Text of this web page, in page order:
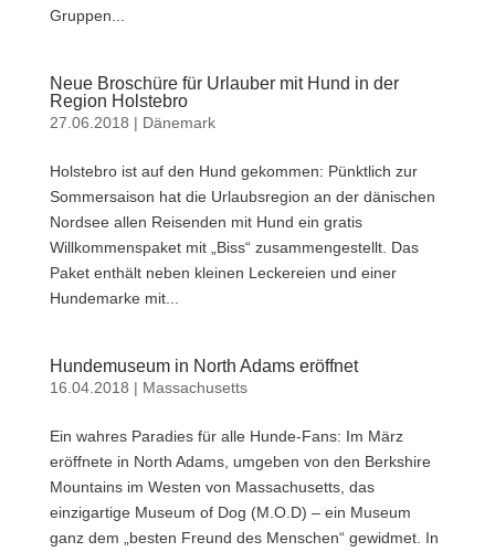
Gruppen...
Neue Broschüre für Urlauber mit Hund in der
Region Holstebro
27.06.2018 | Dänemark
Holstebro ist auf den Hund gekommen: Pünktlich zur
Sommersaison hat die Urlaubsregion an der dänischen
Nordsee allen Reisenden mit Hund ein gratis
Willkommenspaket mit „Biss“ zusammengestellt. Das
Paket enthält neben kleinen Leckereien und einer
Hundemarke mit...
Hundemuseum in North Adams eröffnet
16.04.2018 | Massachusetts
Ein wahres Paradies für alle Hunde-Fans: Im März
eröffnete in North Adams, umgeben von den Berkshire
Mountains im Westen von Massachusetts, das
einzigartige Museum of Dog (M.O.D) – ein Museum
ganz dem „besten Freund des Menschen“ gewidmet. In